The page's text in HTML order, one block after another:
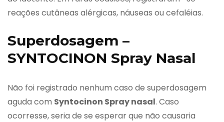
reações cutâneas alérgicas, náuseas ou cefaléias.
Superdosagem –
SYNTOCINON Spray Nasal
Não foi registrado nenhum caso de superdosagem
aguda com Syntocinon Spray nasal. Caso
ocorresse, seria de se esperar que não causaria